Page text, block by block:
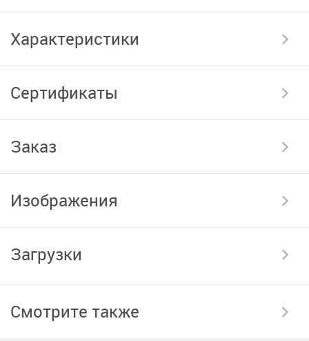
Характеристики
Сертификаты
Заказ
Изображения
Загрузки
Смотрите также